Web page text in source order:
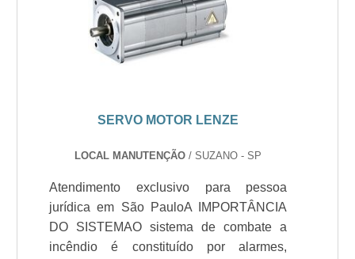
SERVO MOTOR LENZE
LOCAL MANUTENÇÃO / SUZANO - SP
Atendimento exclusivo para pessoa
jurídica em São PauloA IMPORTÂNCIA
DO SISTEMAO sistema de combate a
incêndio é constituído por alarmes,